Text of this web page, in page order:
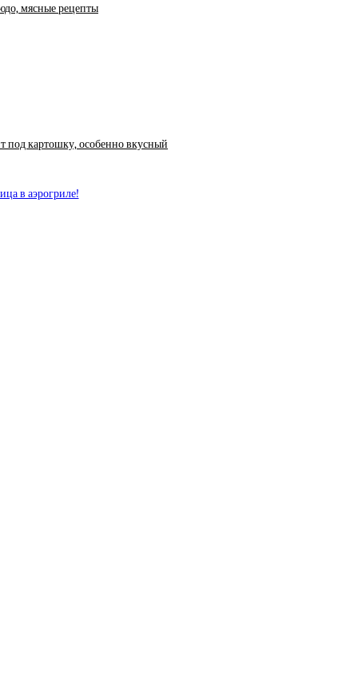
мясные рецепты
под картошку, особенно вкусный
в аэрогриле!